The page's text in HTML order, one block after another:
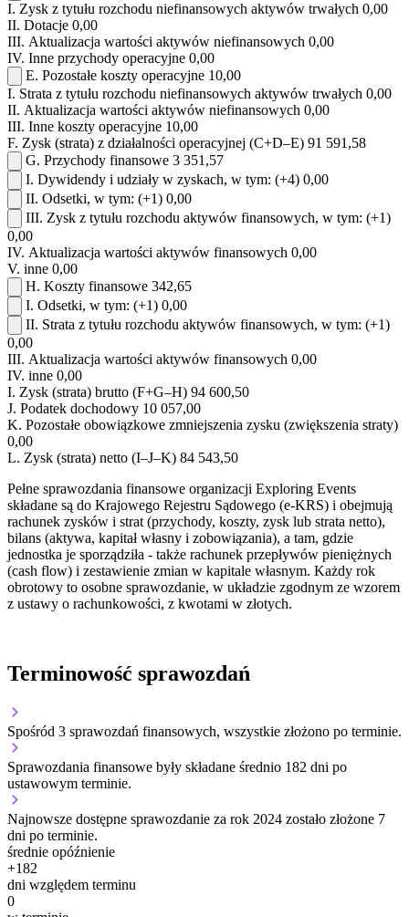
I. Zysk z tytułu rozchodu niefinansowych aktywów trwałych 0,00
II. Dotacje 0,00
III. Aktualizacja wartości aktywów niefinansowych 0,00
IV. Inne przychody operacyjne 0,00
E. Pozostałe koszty operacyjne 10,00
I. Strata z tytułu rozchodu niefinansowych aktywów trwałych 0,00
II. Aktualizacja wartości aktywów niefinansowych 0,00
III. Inne koszty operacyjne 10,00
F. Zysk (strata) z działalności operacyjnej (C+D–E) 91 591,58
G. Przychody finansowe 3 351,57
I. Dywidendy i udziały w zyskach, w tym: (+4) 0,00
II. Odsetki, w tym: (+1) 0,00
III. Zysk z tytułu rozchodu aktywów finansowych, w tym: (+1)
0,00
IV. Aktualizacja wartości aktywów finansowych 0,00
V. inne 0,00
H. Koszty finansowe 342,65
I. Odsetki, w tym: (+1) 0,00
II. Strata z tytułu rozchodu aktywów finansowych, w tym: (+1)
0,00
III. Aktualizacja wartości aktywów finansowych 0,00
IV. inne 0,00
I. Zysk (strata) brutto (F+G–H) 94 600,50
J. Podatek dochodowy 10 057,00
K. Pozostałe obowiązkowe zmniejszenia zysku (zwiększenia straty)
0,00
L. Zysk (strata) netto (I–J–K) 84 543,50
Pełne sprawozdania finansowe organizacji Exploring Events
składane są do Krajowego Rejestru Sądowego (e-KRS) i obejmują
rachunek zysków i strat (przychody, koszty, zysk lub strata netto),
bilans (aktywa, kapitał własny i zobowiązania), a tam, gdzie
jednostka je sporządziła - także rachunek przepływów pieniężnych
(cash flow) i zestawienie zmian w kapitale własnym. Każdy rok
obrotowy to osobne sprawozdanie, w układzie zgodnym ze wzorem
z ustawy o rachunkowości, z kwotami w złotych.
Terminowość sprawozdań
Spośród 3 sprawozdań finansowych, wszystkie złożono po terminie.
Sprawozdania finansowe były składane średnio 182 dni po
ustawowym terminie.
Najnowsze dostępne sprawozdanie za rok 2024 zostało złożone 7
dni po terminie.
średnie opóźnienie
+182
dni względem terminu
0